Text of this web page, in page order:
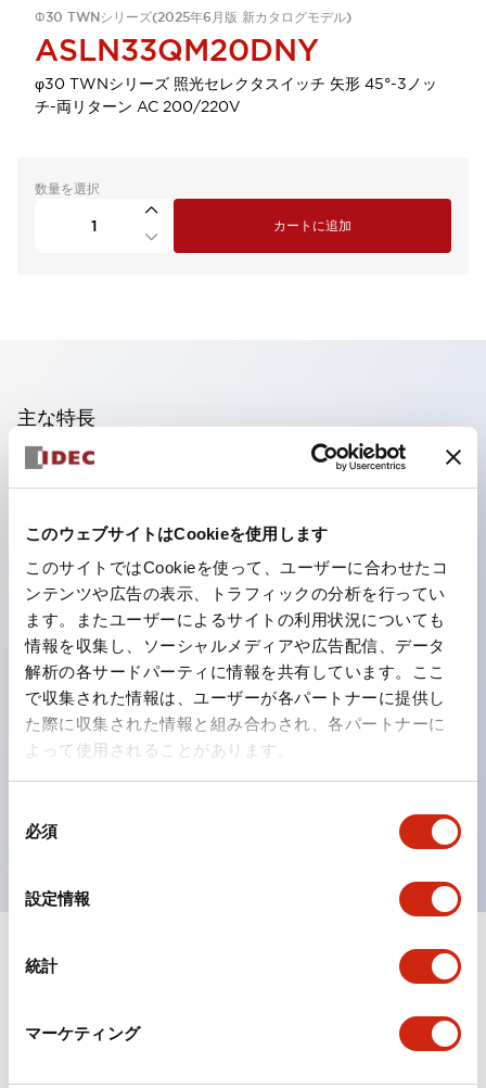
このウェブサイトはCookieを使用します
このサイトではCookieを使って、ユーザーに合わせたコ
ンテンツや広告の表示、トラフィックの分析を行ってい
ます。またユーザーによるサイトの利用状況についても
情報を収集し、ソーシャルメディアや広告配信、データ
解析の各サードパーティに情報を共有しています。ここ
で収集された情報は、ユーザーが各パートナーに提供し
た際に収集された情報と組み合わされ、各パートナーに
よって使用されることがあります。
必須
設定情報
統計
マーケティング
Φ30 TWNシリーズ(2025年6月版 新カタログモデル)
ASLN33QM20DNY
φ30 TWNシリーズ 照光セレクタスイッチ 矢形 45°-3ノッ
チ-両リターン AC 200/220V
数量を選択
カートに追加
主な特長
照光ユニットの低電圧タイプ(6～24Vタイプ)は2026
フィンガープロテクション構造、ねじアップ端子構造、
保護構造IP20に対応したHW-U形コンタクトブロック
を搭載。
高電圧タイプのLED球が搭載可能になり、ダイレクト
タイプの定格使用電圧が最大240Vまで対応可能になり
ました。
ひとつで6色の役をこなすLED球（LSRD球）。これま
UL、CSA、TÜV、CCC認証品。
ドキュメントとファイル